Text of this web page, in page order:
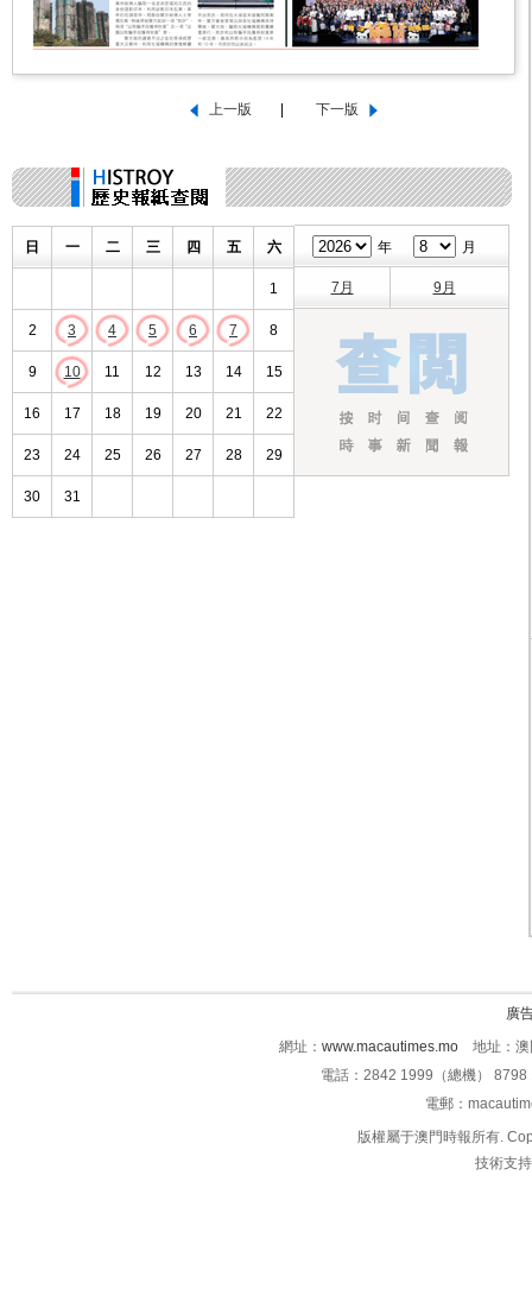
日 一 二 三 四 五 六
1
2 3 4 5 6 7 8
9 10 11 12 13 14 15
16 17 18 19 20 21 22
23 24 25 26 27 28 29
30 31
年 月
7月 9月
廣
網址： www.macautimes.mo 地址：澳
電話：2842 1999（總機）
電郵：
版權屬于澳門時報所有.
技術支